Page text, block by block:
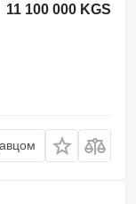
11 100 000 KGS